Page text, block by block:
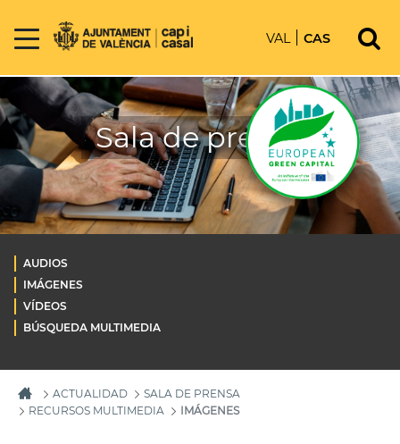
VAL CAS
Sala de prensa
AUDIOS
IMÁGENES
VÍDEOS
BÚSQUEDA MULTIMEDIA
ACTUALIDAD
SALA DE PRENSA
RECURSOS MULTIMEDIA
IMÁGENES